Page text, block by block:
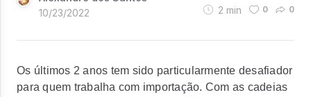
10/23/2022
2 min 0 0
Os últimos 2 anos tem sido particularmente desafiador
para quem trabalha com importação. Com as cadeias